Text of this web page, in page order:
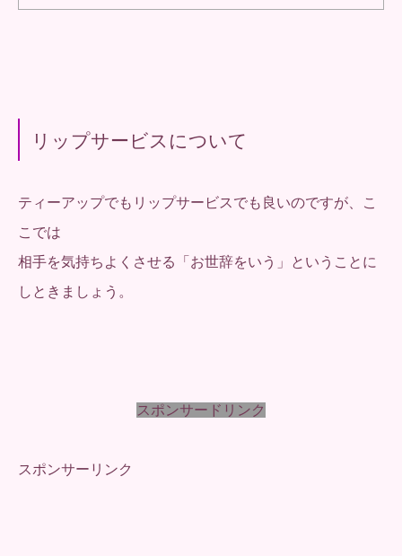
リップサービスについて
ティーアップでもリップサービスでも良いのですが、こ
こでは
相手を気持ちよくさせる「お世辞をいう」ということに
しときましょう。
スポンサードリンク
スポンサーリンク